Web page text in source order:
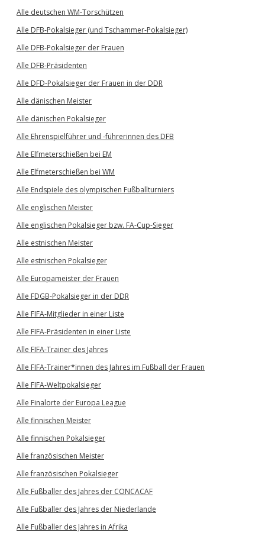
Alle deutschen WM-Torschützen
Alle DFB-Pokalsieger (und Tschammer-Pokalsieger)
Alle DFB-Pokalsieger der Frauen
Alle DFB-Präsidenten
Alle DFD-Pokalsieger der Frauen in der DDR
Alle dänischen Meister
Alle dänischen Pokalsieger
Alle Ehrenspielführer und -führerinnen des DFB
Alle Elfmeterschießen bei EM
Alle Elfmeterschießen bei WM
Alle Endspiele des olympischen Fußballturniers
Alle englischen Meister
Alle englischen Pokalsieger bzw. FA-Cup-Sieger
Alle estnischen Meister
Alle estnischen Pokalsieger
Alle Europameister der Frauen
Alle FDGB-Pokalsieger in der DDR
Alle FIFA-Mitglieder in einer Liste
Alle FIFA-Präsidenten in einer Liste
Alle FIFA-Trainer des Jahres
Alle FIFA-Trainer*innen des Jahres im Fußball der Frauen
Alle FIFA-Weltpokalsieger
Alle Finalorte der Europa League
Alle finnischen Meister
Alle finnischen Pokalsieger
Alle französischen Meister
Alle französischen Pokalsieger
Alle Fußballer des Jahres der CONCACAF
Alle Fußballer des Jahres der Niederlande
Alle Fußballer des Jahres in Afrika